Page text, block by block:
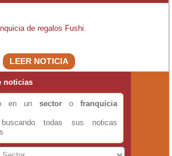
de regalos Fushi
LEER NOTICIA
noticias
en un sector o franquicia
buscando todas sus noticas